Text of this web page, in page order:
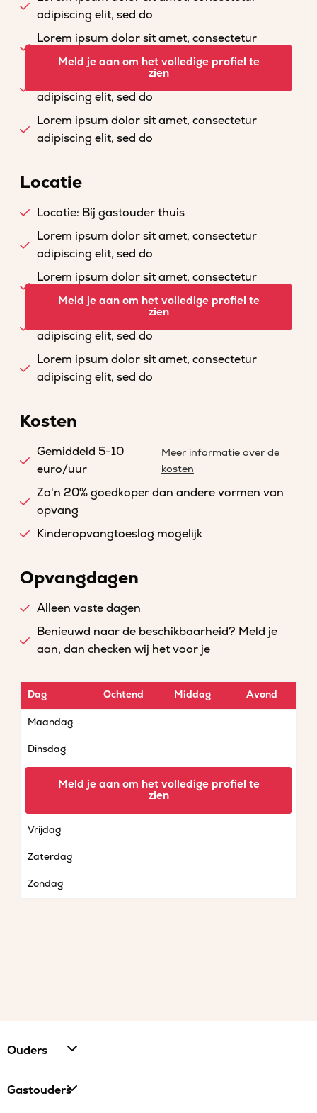
adipiscing elit, sed do
Lorem ipsum dolor sit amet, consectetur
adipiscing elit, sed do
Lorem ipsum dolor sit amet, consectetur
adipiscing elit, sed do
Lorem ipsum dolor sit amet, consectetur
adipiscing elit, sed do
Meld je aan om het volledige profiel te
zien
Locatie
Locatie: Bij gastouder thuis
Lorem ipsum dolor sit amet, consectetur
adipiscing elit, sed do
Lorem ipsum dolor sit amet, consectetur
adipiscing elit, sed do
Lorem ipsum dolor sit amet, consectetur
adipiscing elit, sed do
Lorem ipsum dolor sit amet, consectetur
adipiscing elit, sed do
Meld je aan om het volledige profiel te
zien
Kosten
Gemiddeld 5-10
euro/uur
Meer informatie over de
kosten
Zo'n 20% goedkoper dan andere vormen van
opvang
Kinderopvangtoeslag mogelijk
Opvangdagen
Alleen vaste dagen
Benieuwd naar de beschikbaarheid? Meld je
aan, dan checken wij het voor je
Dag Ochtend Middag Avond
Maandag
Dinsdag
Vrijdag
Zaterdag
Zondag
Meld je aan om het volledige profiel te
zien
Ouders
Gastouders